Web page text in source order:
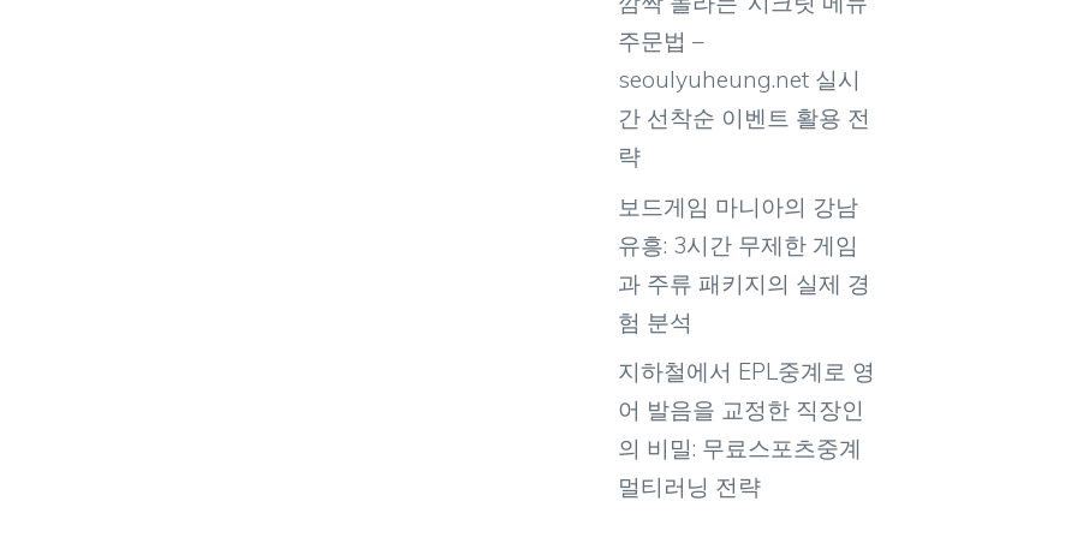
주문법 –
seoulyuheung.net 실시
간 선착순 이벤트 활용 전
략
보드게임 마니아의 강남
유흥: 3시간 무제한 게임
과 주류 패키지의 실제 경
험 분석
지하철에서 EPL중계로 영
어 발음을 교정한 직장인
의 비밀: 무료스포츠중계
멀티러닝 전략